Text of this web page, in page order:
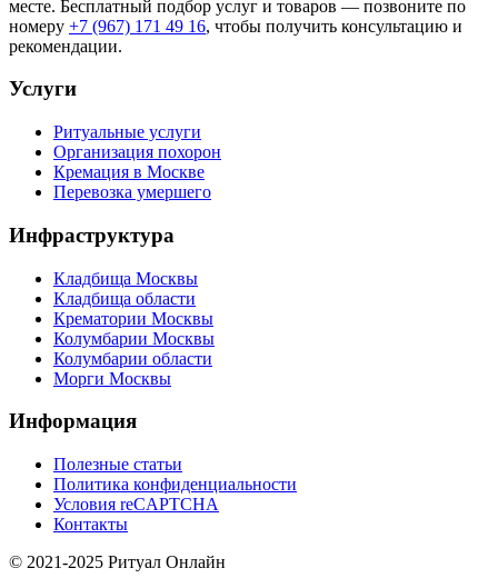
месте. Бесплатный подбор услуг и товаров — позвоните по
номеру +7 (967) 171 49 16, чтобы получить консультацию и
рекомендации.
Услуги
Ритуальные услуги
Организация похорон
Кремация в Москве
Перевозка умершего
Инфраструктура
Кладбища Москвы
Кладбища области
Крематории Москвы
Колумбарии Москвы
Колумбарии области
Морги Москвы
Информация
Полезные статьи
Политика конфиденциальности
Условия reCAPTCHA
Контакты
© 2021-2025 Ритуал Онлайн